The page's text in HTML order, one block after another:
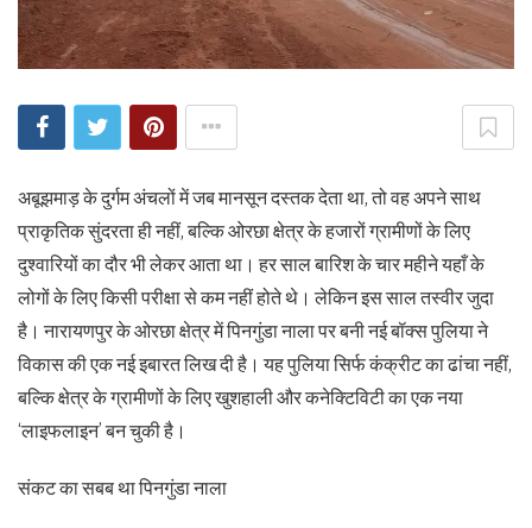
अबूझमाड़ के दुर्गम अंचलों में जब मानसून दस्तक देता था, तो वह अपने साथ
प्राकृतिक सुंदरता ही नहीं, बल्कि ओरछा क्षेत्र के हजारों ग्रामीणों के लिए
दुश्वारियों का दौर भी लेकर आता था। हर साल बारिश के चार महीने यहाँ के
लोगों के लिए किसी परीक्षा से कम नहीं होते थे। लेकिन इस साल तस्वीर जुदा
है। नारायणपुर के ओरछा क्षेत्र में पिनगुंडा नाला पर बनी नई बॉक्स पुलिया ने
विकास की एक नई इबारत लिख दी है। यह पुलिया सिर्फ कंक्रीट का ढांचा नहीं,
बल्कि क्षेत्र के ग्रामीणों के लिए खुशहाली और कनेक्टिविटी का एक नया
‘लाइफलाइन’ बन चुकी है।
संकट का सबब था पिनगुंडा नाला